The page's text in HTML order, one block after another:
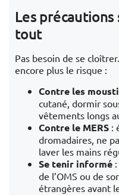
Les
tout
Pas besoin de se
encore plus le risque :
Contre les
cutané, dormir
vêtements longs
Contre le MERS :
dromadaires, ne
laver les mains
Se tenir informé
de l’OMS ou de
étrangères avant